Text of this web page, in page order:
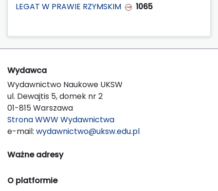
LEGAT W PRAWIE RZYMSKIM
1065
Wydawca
Wydawnictwo Naukowe UKSW
ul. Dewajtis 5, domek nr 2
01-815 Warszawa
Strona WWW Wydawnictwa
e-mail: wydawnictwo@uksw.edu.pl
Ważne adresy
O platformie